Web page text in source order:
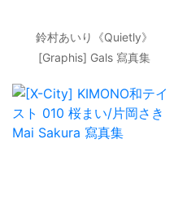
鈴村あいり《Quietly》
[Graphis] Gals 寫真集